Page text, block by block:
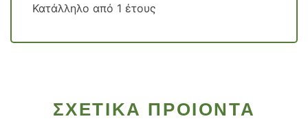
Κατάλληλο από 1 έτους
ΣΧΕΤΙΚΑ ΠΡΟΙΟΝΤΑ